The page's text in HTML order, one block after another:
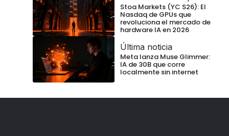
Stoa Markets (YC S26): El
Nasdaq de GPUs que
revoluciona el mercado de
hardware IA en 2026
Última noticia
Meta lanza Muse Glimmer:
IA de 30B que corre
localmente sin internet